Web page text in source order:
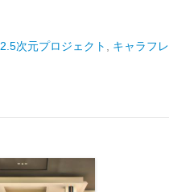
2.5次元プロジェクト キャラフレ